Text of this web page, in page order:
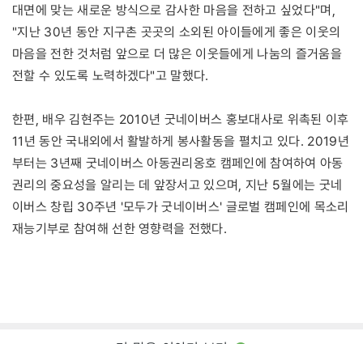
대면에 맞는 새로운 방식으로 감사한 마음을 전하고 싶었다"며,
"지난 30년 동안 지구촌 곳곳의 소외된 아이들에게 좋은 이웃의
마음을 전한 것처럼 앞으로 더 많은 이웃들에게 나눔의 즐거움을
전할 수 있도록 노력하겠다"고 말했다.
한편, 배우 김현주는 2010년 굿네이버스 홍보대사로 위촉된 이후
11년 동안 국내외에서 활발하게 봉사활동을 펼치고 있다. 2019년
부터는 3년째 굿네이버스 아동권리옹호 캠페인에 참여하여 아동
권리의 중요성을 알리는 데 앞장서고 있으며, 지난 5월에는 굿네
이버스 창립 30주년 '모두가 굿네이버스' 글로벌 캠페인에 목소리
재능기부로 참여해 선한 영향력을 전했다.